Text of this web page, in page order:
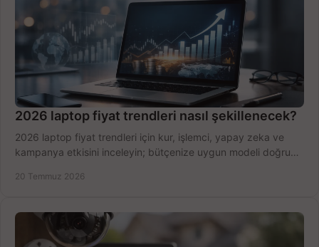
2026 laptop fiyat trendleri nasıl şekillenecek?
2026 laptop fiyat trendleri için kur, işlemci, yapay zeka ve
kampanya etkisini inceleyin; bütçenize uygun modeli doğru
20 Temmuz 2026